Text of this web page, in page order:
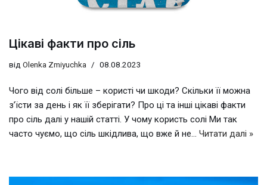
Цікаві факти про сіль
від Olenka Zmiyuchka 08.08.2023
Чого від солі більше – користі чи шкоди? Скільки її можна
з’їсти за день і як її зберігати? Про ці та інші цікаві факти
про сіль далі у нашій статті. У чому користь солі Ми так
часто чуємо, що сіль шкідлива, що вже й не… Читати далі »